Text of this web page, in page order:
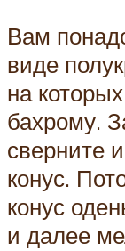
Вам
виде
на
бахрому.
сверните
конус.
конус
и далее